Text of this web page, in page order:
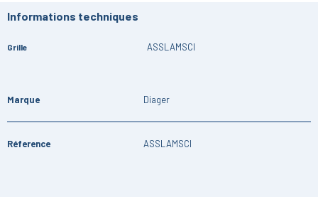
Informations techniques
Grille ASSLAMSCI
Marque Diager
Réference ASSLAMSCI